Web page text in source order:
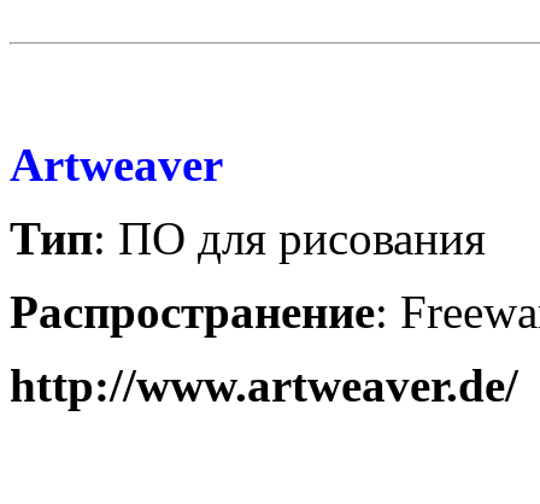
Artweaver
Тип: ПО для рисования
Распространение:
http://www.artweaver.de/